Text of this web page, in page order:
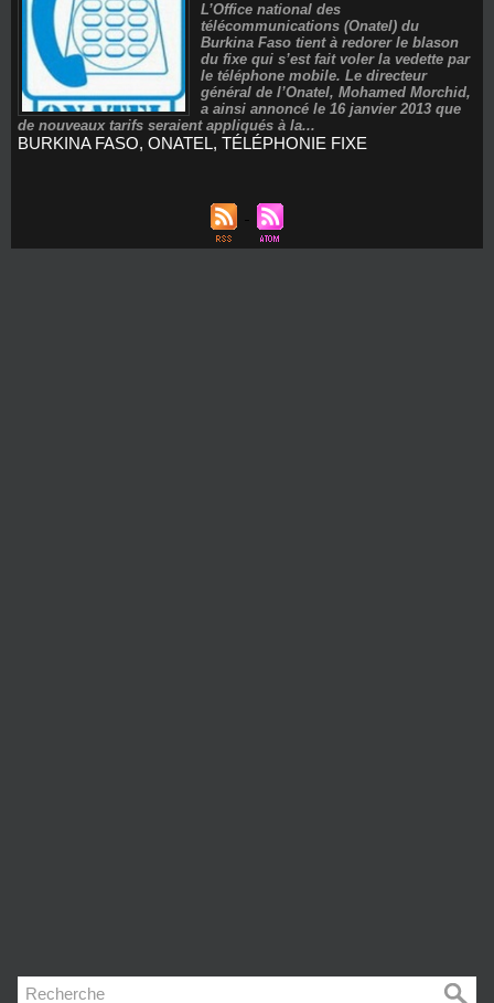
L’Office national des
télécommunications (Onatel) du
Burkina Faso tient à redorer le blason
du fixe qui s’est fait voler la vedette par
le téléphone mobile. Le directeur
général de l’Onatel, Mohamed Morchid,
a ainsi annoncé le 16 janvier 2013 que
de nouveaux tarifs seraient appliqués à la...
BURKINA FASO, ONATEL, TÉLÉPHONIE FIXE